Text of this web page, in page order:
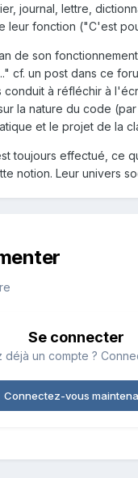
journal, lettre,
leur fonction ("C'est
de son
cf. un post dans ce
à réfléchir à
la nature du code
et le projet de la
toujours effectué, ce
notion. Leur univers
Se connecter
déjà un compte ?
Connectez-vous